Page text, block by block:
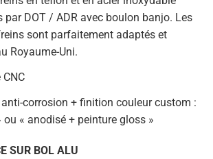
par DOT / ADR avec boulon banjo. Les
sont parfaitement adaptés et
Royaume-Uni.
corrosion + finition couleur custom :
ou « anodisé + peinture gloss »
SUR BOL ALU